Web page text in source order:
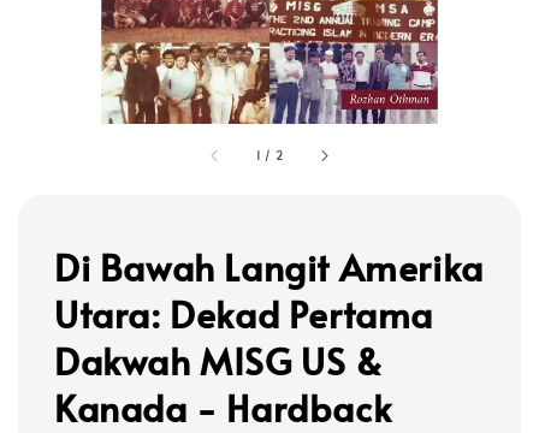
1 / 2
Di Bawah Langit Amerika
Utara: Dekad Pertama
Dakwah MISG US &
Kanada - Hardback